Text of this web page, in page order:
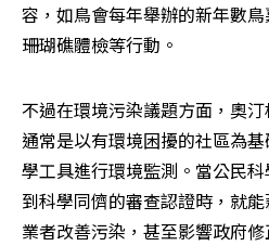
容，如鳥會每年舉辦的新年數
珊瑚礁體檢等行動。
不過在環境污染議題方面，奧
通常是以有環境困擾的社區為
學工具進行環境監測。當公民
到科學同儕的審查認證時，就
業者改善污染，甚至影響政府修